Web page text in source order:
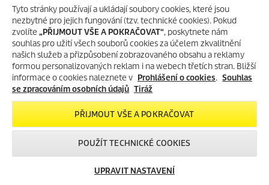
Tyto stránky používají a ukládají soubory cookies, které jsou
nezbytné pro jejich fungování (tzv. technické cookies). Pokud
zvolíte „PŘIJMOUT VŠE A POKRAČOVAT“, poskytnete nám
souhlas pro užití všech souborů cookies za účelem zkvalitnění
našich služeb a přizpůsobení zobrazovaného obsahu a reklamy
formou personalizovaných reklam i na webech třetích stran. Bližší
informace o cookies naleznete v Prohlášení o cookies. Souhlas
se zpracováním osobních údajů Tiráž
PŘIJMOUT VŠE A POKRAČOVAT
POUŽÍT TECHNICKÉ COOKIES
UPRAVIT NASTAVENÍ